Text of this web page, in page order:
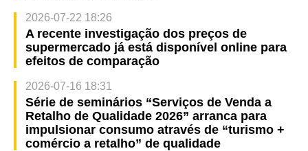
2026-07-22 18:26
A recente investigação dos preços de
supermercado já está disponível online para
efeitos de comparação
2026-07-16 18:31
Série de seminários “Serviços de Venda a
Retalho de Qualidade 2026” arranca para
impulsionar consumo através de “turismo +
comércio a retalho” de qualidade